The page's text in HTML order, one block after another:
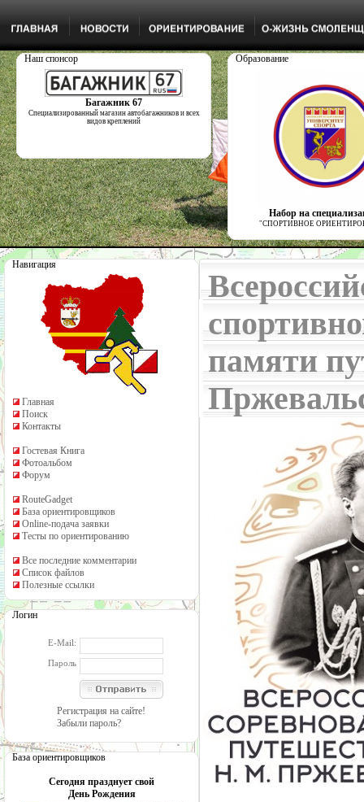
Наш спонсор
Багажник 67
Специализированный магазин автобагажников и всех
видов креплений
Образование
Набор на
"СПОРТИВНОЕ
Навигация
Главная
Поиск
Контакты
Гостевая Книга
Фотоальбом
Форум
RouteGadget
База ориентировщиков
Online-подача заявки
Тесты по ориентированию
Все последние комментарии
Список файлов
Полезные ссылки
Логин
E-Mail:
Пароль
Регистрация на сайте!
Забыли пароль?
База ориентировщиков
Сегодня празднует свой
День Рождения
памяти